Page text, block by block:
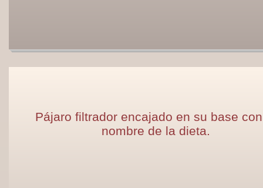
Pájaro filtrador encajado en su base
nombre de la dieta.